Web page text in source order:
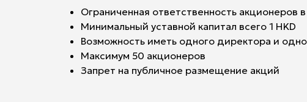
Ограниченная ответственность акционеров
Минимальный уставной капитал всего 1 HKD
Возможность иметь одного директора и
Максимум 50 акционеров
Запрет на публичное размещение акций